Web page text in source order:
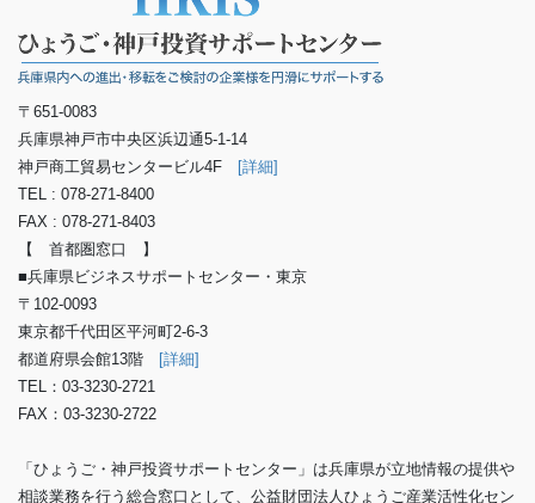
〒651-0083
兵庫県神戸市中央区浜辺通5-1-14
神戸商工貿易センタービル4F
[詳細]
TEL : 078-271-8400
FAX : 078-271-8403
【 首都圏窓口 】
■兵庫県ビジネスサポートセンター・東京
〒102-0093
東京都千代田区平河町2-6-3
都道府県会館13階
[詳細]
TEL：03-3230-2721
FAX：03-3230-2722
「ひょうご・神戸投資サポートセンター」は兵庫県が立地情報の提供や
相談業務を行う総合窓口として、公益財団法人ひょうご産業活性化セン